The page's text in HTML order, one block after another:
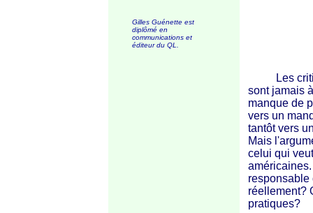
Gilles Guénette est
diplômé en
communications et
éditeur du QL.
Les
sont jamais
manque de
vers un
tantôt vers
Mais
celui qui
responsable
réellement?
pratiques?